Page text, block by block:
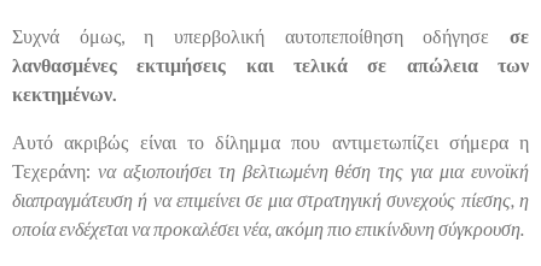
Συχνά όμως, η υπερβολική αυτοπεποίθηση οδήγησε σε
λανθασμένες εκτιμήσεις και τελικά σε απώλεια των
κεκτημένων.
Αυτό ακριβώς είναι το δίλημμα που αντιμετωπίζει σήμερα η
Τεχεράνη: να αξιοποιήσει τη βελτιωμένη θέση της για μια ευνοϊκή
διαπραγμάτευση ή να επιμείνει σε μια στρατηγική συνεχούς πίεσης, η
οποία ενδέχεται να προκαλέσει νέα, ακόμη πιο επικίνδυνη σύγκρουση.